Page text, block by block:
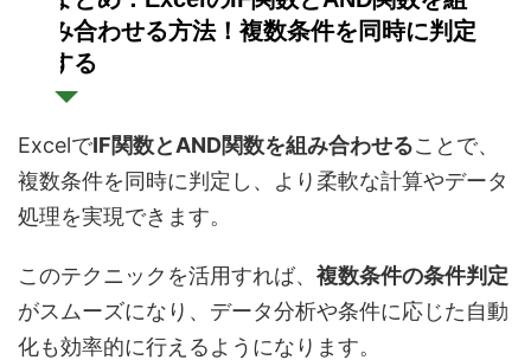
み合わせる方法！複数条件を同時に判定
する
ExcelでIF関数とAND関数を組み合わせることで、
複数条件を同時に判定し、より柔軟な計算やデータ
処理を実現できます。
このテクニックを活用すれば、 複数条件の条件判定
がスムーズになり、データ分析や条件に応じた自動
化も効率的に行えるようになります。